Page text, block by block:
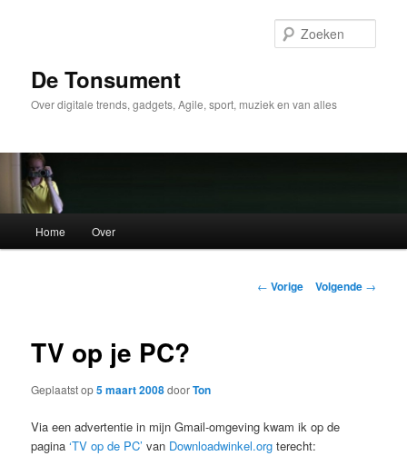
inhoudDe Tonsument
Over digitale trends, gadgets, Agile, sport, muziek en van alles
Home Over
Berichtnavigatie
← Vorige Volgende →
TV op je PC?
Geplaatst op5 maart 2008doorTon
Via een advertentie in mijn Gmail-omgeving kwam ik op de
pagina‘TV op de PC’van Downloadwinkel.org terecht: